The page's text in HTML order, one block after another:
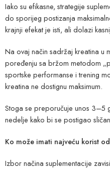
Iako su efikasne, strategije
do sporijeg postizanja
krajnji efekat je isti, ali dolazi
Na ovaj način sadržaj kreatina u
poređenju sa bržom metodom
sportske performanse i trening
kreatina ne dostignu maksimum.
Stoga se preporučuje unos 3–5
nedelje kako bi se postigao
Ko može imati najveću korist
Izbor načina suplementacije